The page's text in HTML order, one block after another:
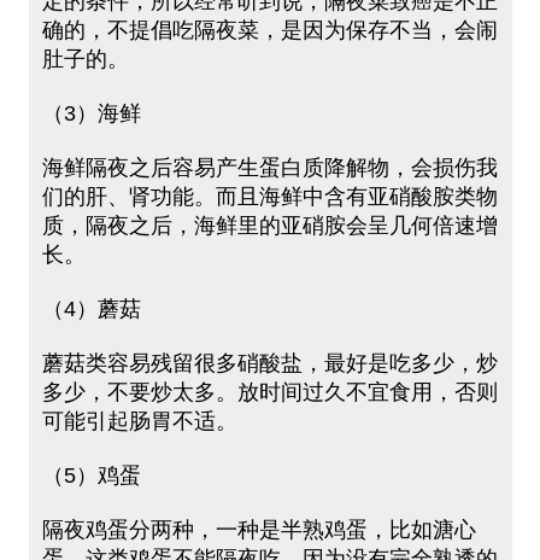
确的，不提倡吃隔夜菜，是因为保存不当，会闹
肚子的。
（3）海鲜
海鲜隔夜之后容易产生蛋白质降解物，会损伤我
们的肝、肾功能。而且海鲜中含有亚硝酸胺类物
质，隔夜之后，海鲜里的亚硝胺会呈几何倍速增
长。
（4）蘑菇
蘑菇类容易残留很多硝酸盐，最好是吃多少，炒
多少，不要炒太多。放时间过久不宜食用，否则
可能引起肠胃不适。
（5）鸡蛋
隔夜鸡蛋分两种，一种是半熟鸡蛋，比如溏心